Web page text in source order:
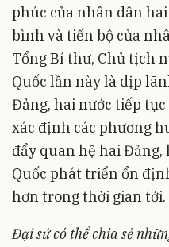
phúc của nhân dân
bình và tiến bộ của
Tổng Bí thư, Chủ tịch
Quốc lần này là dịp
Đảng, hai nước tiếp
xác định các phương
đẩy quan hệ hai Đảng,
Quốc phát triển ổn
hơn trong thời gian tới.
Đại sứ có thể chia sẻ